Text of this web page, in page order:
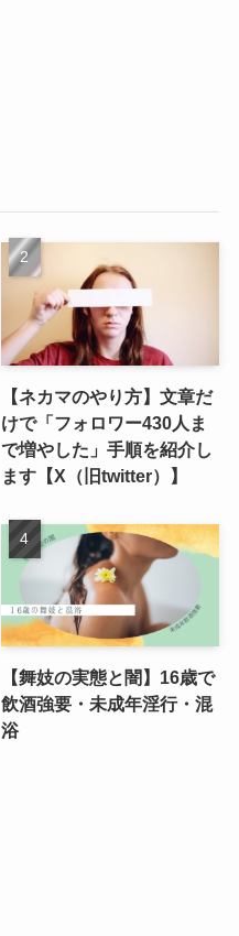
【ネカマのやり方】文章だ
けで「フォロワー430人ま
で増やした」手順を紹介し
ます【X（旧twitter）】
【舞妓の実態と闇】16歳で
飲酒強要・未成年淫行・混
浴